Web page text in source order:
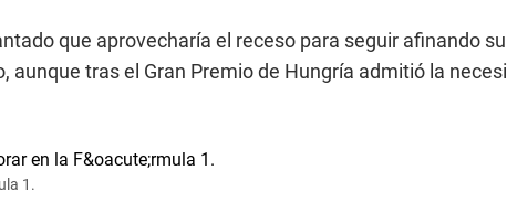
que aprovecharía el receso para seguir afinando
aunque tras el Gran Premio de Hungría admitió la
1.